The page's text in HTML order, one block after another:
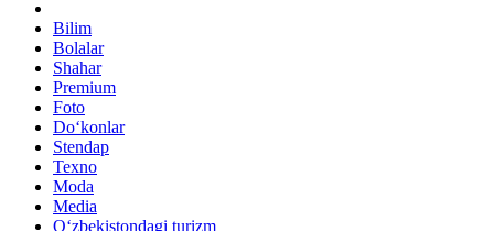
Bilim
Bolalar
Shahar
Premium
Foto
Do‘konlar
Stendap
Texno
Moda
Media
O‘zbekistondagi turizm